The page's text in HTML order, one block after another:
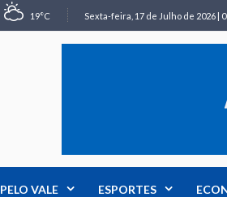
19°C Sexta-feira, 17 de Julho de 2026 |
PELO VALE ESPORTES